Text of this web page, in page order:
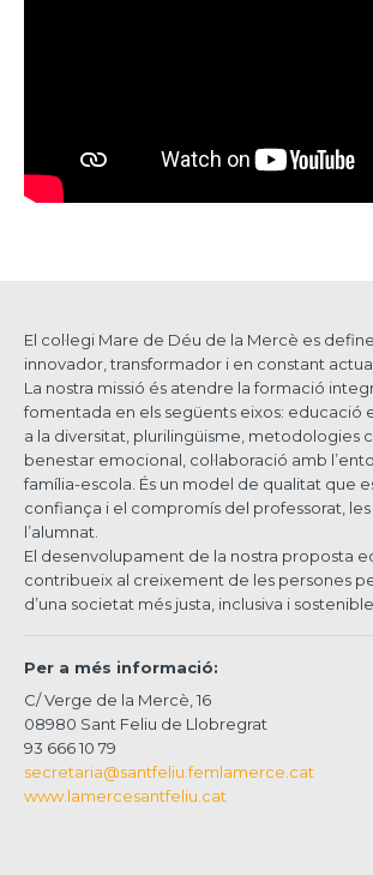
El col·legi Mare de Déu de la Mercè es
innovador, transformador i en constant
La nostra missió és atendre la formació
fomentada en els següents eixos: educació
a la diversitat, plurilingüisme, metodologies
benestar emocional, col·laboració amb
família-escola. És un model de qualitat que
confiança i el compromís del professorat, les
l’alumnat.
El desenvolupament de la nostra proposta
contribueix al creixement de les persones
d’una societat més justa, inclusiva i sostenible.
Per a més informació:
C/ Verge de la Mercè, 16
08980 Sant Feliu de Llobregrat
93 666 10 79
secretaria@santfeliu.femlamerce.cat
www.lamercesantfeliu.cat